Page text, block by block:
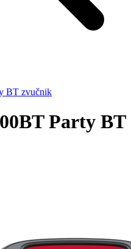
BT zvučnik
Party BT